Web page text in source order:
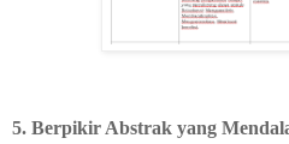
5. Berpikir Abstrak yang